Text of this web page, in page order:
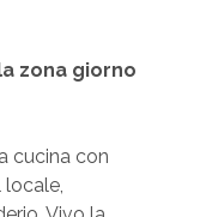
zona giorno
cucina con
locale,